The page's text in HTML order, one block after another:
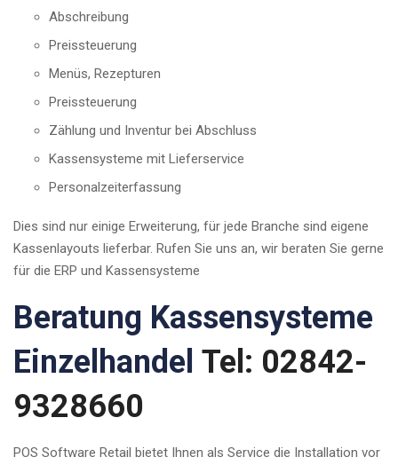
Abschreibung
Preissteuerung
Menüs, Rezepturen
Preissteuerung
Zählung und Inventur bei Abschluss
Kassensysteme mit Lieferservice
Personalzeiterfassung
Dies sind nur einige Erweiterung, für jede Branche sind eigene
Kassenlayouts lieferbar. Rufen Sie uns an, wir beraten Sie gerne
für die ERP und Kassensysteme
Beratung Kassensysteme
Einzelhandel Tel: 02842-
9328660
POS Software Retail bietet Ihnen als Service die Installation vor